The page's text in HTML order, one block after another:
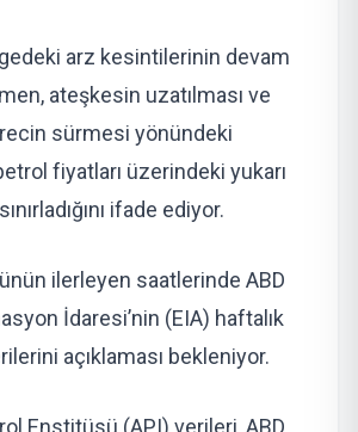
arz kesintilerinin devam
ateşkesin uzatılması ve
sürmesi yönündeki
fiyatları üzerindeki yukarı
ifade ediyor.
ilerleyen saatlerinde ABD
İdaresi’nin (EIA) haftalık
açıklaması bekleniyor.
Enstitüsü (API) verileri, ABD